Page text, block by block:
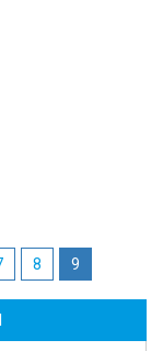
8 9
HF-VH 221